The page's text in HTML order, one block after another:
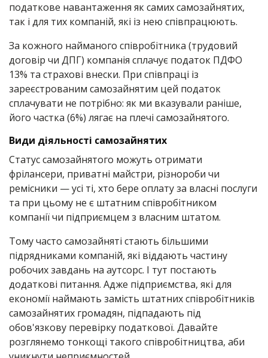
податкове навантаження як самих самозайнятих,
так і для тих компаній, які із нею співпрацюють.
За кожного найманого співробітника (трудовий
договір чи ДПГ) компанія сплачує податок ПДФО
13% та страхові внески. При співпраці із
зареєстрованим самозайнятим цей податок
сплачувати не потрібно: як ми вказували раніше,
його частка (6%) лягає на плечі самозайнятого.
Види діяльності самозайнятих
Статус самозайнятого можуть отримати
фрілансери, приватні майстри, різнороби чи
ремісники — усі ті, хто бере оплату за власні послуги
та при цьому не є штатним співробітником
компанії чи підприємцем з власним штатом.
Тому часто самозайняті стають більшими
підрядниками компаній, які віддають частину
робочих завдань на аутсорс. І тут постають
додаткові питання. Адже підприємства, які для
економії наймають замість штатних співробітників
самозайнятих громадян, підпадають під
обов'язкову перевірку податкової. Давайте
розглянемо тонкощі такого співробітництва, аби